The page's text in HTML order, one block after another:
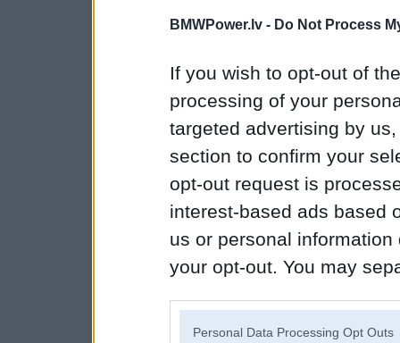
BMWPower.lv - Do Not Process
If you wish to opt-out of
processing of your
targeted advertising by
section to confirm your
opt-out request is
interest-based ads based
us or personal
your opt-out. You may
Personal Data Processing Opt Outs